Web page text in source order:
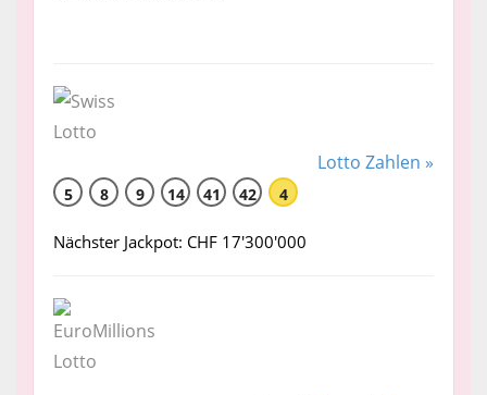
Lotto Zahlen »
5 8 9 14 41 42 4
Nächster Jackpot: CHF 17'300'000